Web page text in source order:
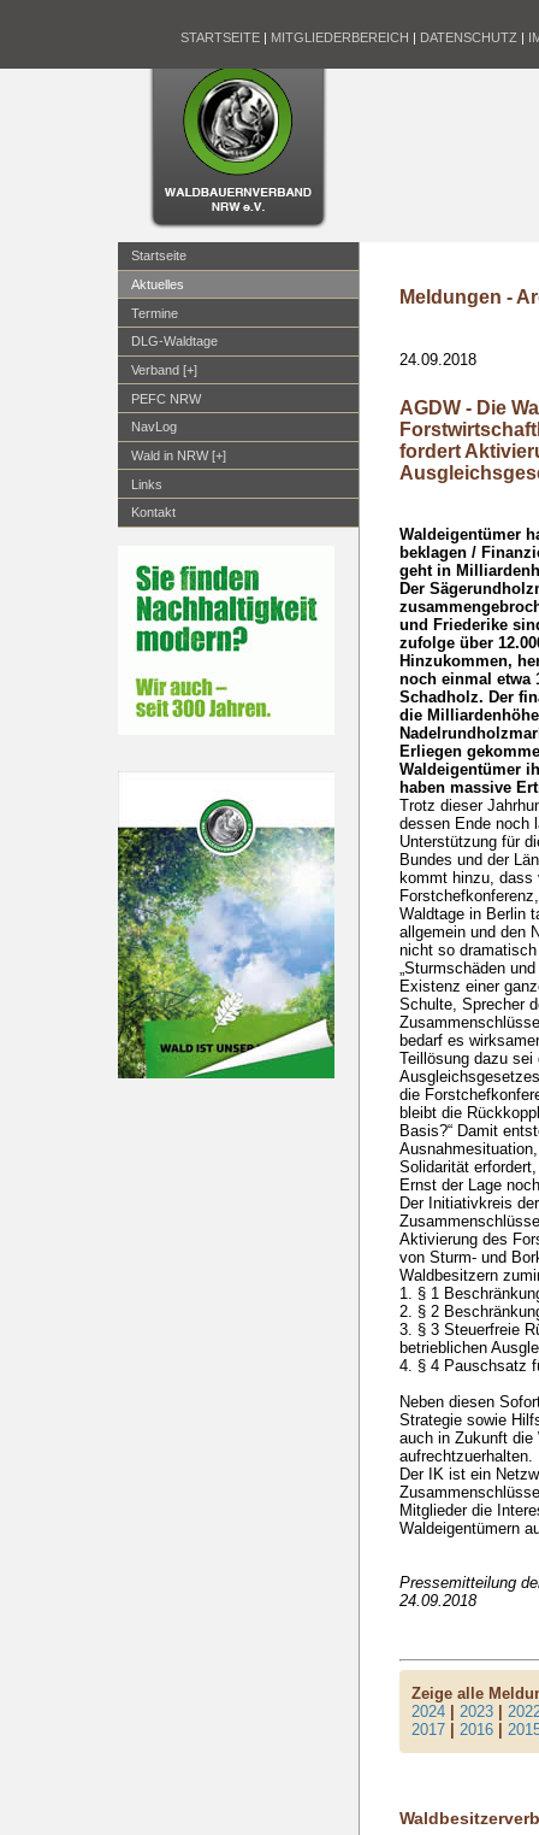
STARTSEITE | MITGLIEDERBEREICH | DATENSCHUTZ |
Startseite
Aktuelles
Termine
DLG-Waldtage
Verband [+]
PEFC NRW
NavLog
Wald in NRW [+]
Links
Kontakt
Meldungen -
24.09.2018
AGDW - Die
fordert
Waldeigentümer
beklagen /
geht in
Der
und Friederike
zufolge über
Hinzukommen,
noch einmal etwa
Schadholz. Der
die
Erliegen
Waldeigentümer
haben massive
Trotz dieser
dessen Ende noch
Unterstützung für
Bundes und der
kommt hinzu, dass
Waldtage in Berlin
allgemein und den
nicht so
„Sturmschäden
Existenz einer
Schulte, Sprecher
bedarf es
Teillösung dazu
die
bleibt die
Basis?“ Damit
Solidarität
Ernst der Lage
Der Initiativkreis
Aktivierung des
von Sturm- und
Waldbesitzern
1. § 1
2. § 2
3. § 3 Steuerfreie
betrieblichen
4. § 4 Pauschsatz
Neben diesen
Strategie sowie
auch in Zukunft die
aufrechtzuerhalten.
Der IK ist ein
Mitglieder die
Waldeigentümern
Pressemitteilung
24.09.2018
Zeige alle
2024 |2023 |
2017 |2016 |